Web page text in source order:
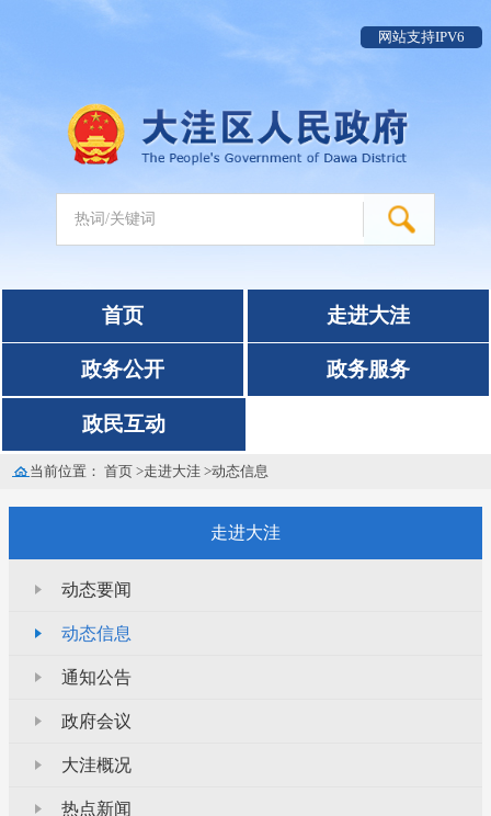
网站支持IPV6
首页 走进大洼
政务公开 政务服务
政民互动
当前位置：首页 >走进大洼 >动态信息
走进大洼
动态要闻
动态信息
通知公告
政府会议
大洼概况
热点新闻